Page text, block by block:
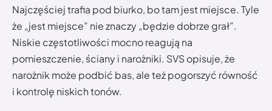
Najczęściej trafia pod biurko, bo tam jest miejsce. Tyle
że „jest miejsce” nie znaczy „będzie dobrze grał”.
Niskie częstotliwości mocno reagują na
pomieszczenie, ściany i narożniki. SVS opisuje, że
narożnik może podbić bas, ale też pogorszyć równość
i kontrolę niskich tonów.